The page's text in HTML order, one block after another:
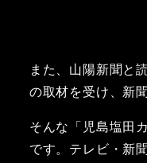
また、山陽新聞と
の取材を受け、新
そんな「児島塩田
です。テレビ・新